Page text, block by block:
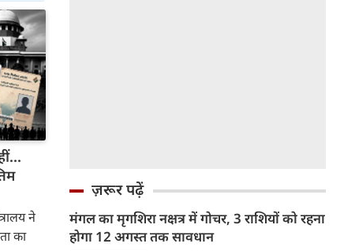
ने
का
ज़रूर पढ़ें
मंगल का मृगशिरा नक्षत्र में गोचर, 3 राशियों को रहना
होगा 12 अगस्त तक सावधान